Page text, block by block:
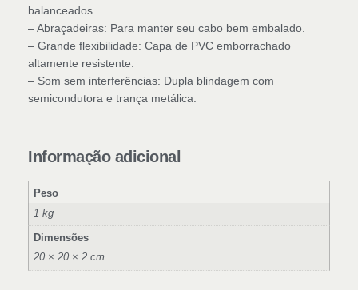
balanceados.
– Abraçadeiras: Para manter seu cabo bem embalado.
– Grande flexibilidade: Capa de PVC emborrachado
altamente resistente.
– Som sem interferências: Dupla blindagem com
semicondutora e trança metálica.
Informação adicional
Peso
1 kg
Dimensões
20 × 20 × 2 cm